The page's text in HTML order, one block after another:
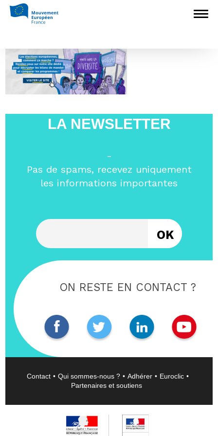
slider1
LA NEWSLETTER
-
Pas de spams, recevez uniquement
les informations importantes
ON RESTE EN CONTACT ?
Contact Qui sommes-nous ? Adhérer
Euroclic
Partenaires et soutiens